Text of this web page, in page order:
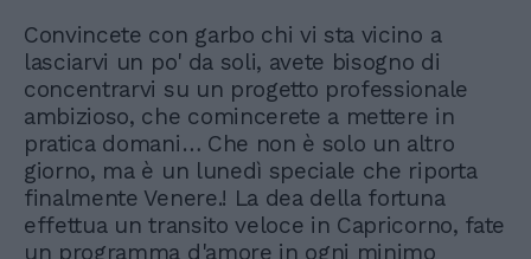
Convincete con garbo chi vi sta vicino a
lasciarvi un po' da soli, avete bisogno di
concentrarvi su un progetto professionale
ambizioso, che comincerete a mettere in
pratica domani… Che non è solo un altro
giorno, ma è un lunedì speciale che riporta
finalmente Venere.! La dea della fortuna
effettua un transito veloce in Capricorno, fate
un programma d'amore in ogni minimo